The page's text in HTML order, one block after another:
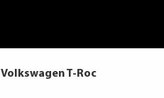
Volkswagen T-Roc